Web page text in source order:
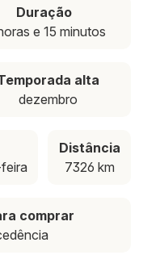
Duração
e 15 minutos
alta
dezembro
Distância
7326 km
comprar